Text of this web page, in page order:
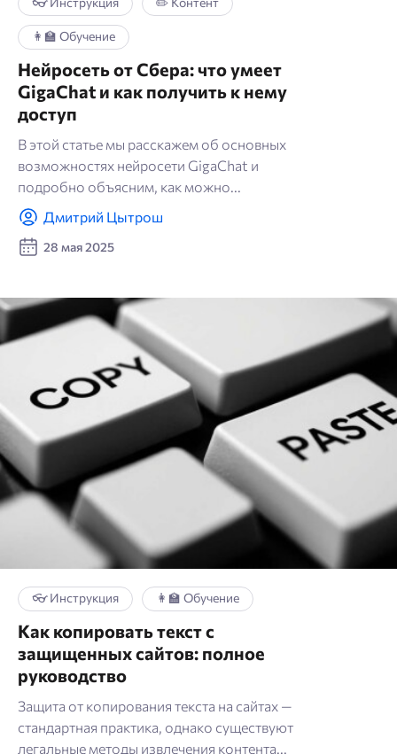
👩‍🏫 Обучение
✍️ Копирайтинг
🗝 Семантика
📱 Социальные сети
🤖 ChatGPT
👩‍🏫 Обучение
Нейросеть от Сбера: что умеет
GigaChat и как получить к нему
доступ
В этой статье мы расскажем об основных
возможностях нейросети GigaChat и
подробно объясним, как можно...
Дмитрий Цытрош
28 мая 2025
👓 Инструкция 👩‍🏫 Обучение
Как копировать текст с
защищенных сайтов: полное
руководство
Защита от копирования текста на сайтах —
стандартная практика, однако существуют
легальные методы извлечения контента...